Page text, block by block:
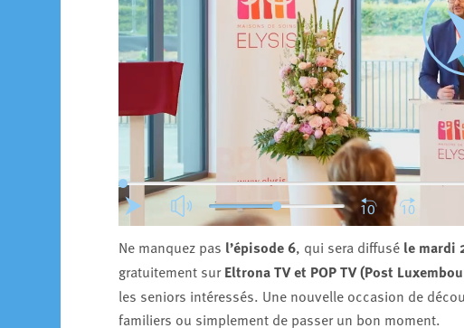
Ne manquez pas l’épisode 6, qui sera diffusé le mardi
gratuitement surEltrona TV et POP TV (Post
les seniors intéressés. Une nouvelle occasion de
familiers ou simplement de passer un bon moment.